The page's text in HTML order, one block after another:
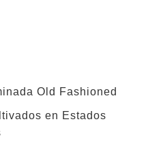
Old Fashioned
en Estados